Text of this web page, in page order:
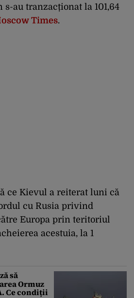
au tranzacționat la 101,64
Times.
ce Kievul a reiterat luni că
cu Rusia privind
Europa prin teritoriul
acestuia, la 1
să
Ormuz
Ce condiții